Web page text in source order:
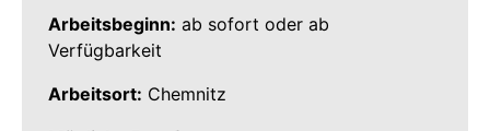
Arbeitsbeginn: ab sofort oder ab
Verfügbarkeit
Arbeitsort: Chemnitz